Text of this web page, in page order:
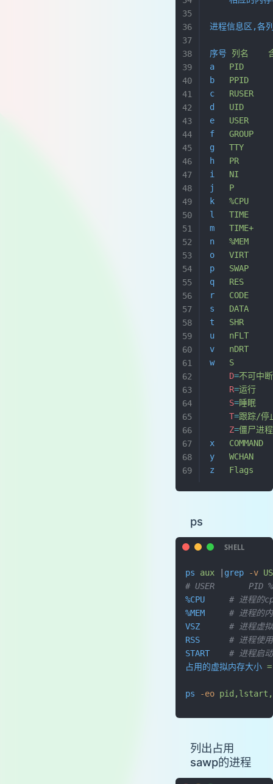
进程信息区,各
序号 列名
a
   PID
b
   PPID
c
   RUSER
d
   UID
e
   USER
f
   GROUP
g
   TTY
h
   PR
i
   NI
j
   P
k
   %CPU
l
   TIME
m
   TIME+
n
   %MEM
o
   VIRT
p
   SWAP
q
   RES
r
   CODE
s
   DATA
t
   SHR
u
   nFLT
v
   nDRT
w
   S
    D
=不可中
    R
=运行
    S
=睡眠
    T
=跟踪/停
    Z
=僵尸进程
x
   COMMAND
y
   WCHAN
z
   Flags
ps
ps aux grep -v
# USER       PID
%CPU
# 进程的
%MEM
# 进程的
VSZ
# 进程虚
RSS
# 进程使用
START
# 进程启
占用的虚拟内存大小 =
ps -eo
列出占用
sawp的进程